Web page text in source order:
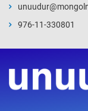
4
976-11-330801